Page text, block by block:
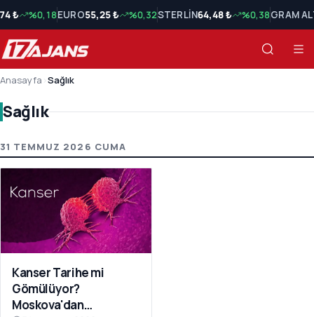
₺ %0,18EURO55,25 ₺ %0,32STERLİN64,48 ₺ %0,38GRAM
Anasayfa Sağlık
Sağlık
Sağlık Son Haberler
31 TEMMUZ 2026 CUMA
Kanser Tarihe mi
Gömülüyor?
Moskova'dan